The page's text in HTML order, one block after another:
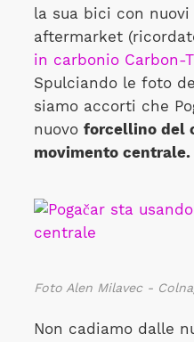
la sua bici con
aftermarket
in carbonio Carbon-
Spulciando le foto
siamo accorti che
nuovo forcellino del
movimento centrale.
Foto Alen Milavec -
Non cadiamo dalle